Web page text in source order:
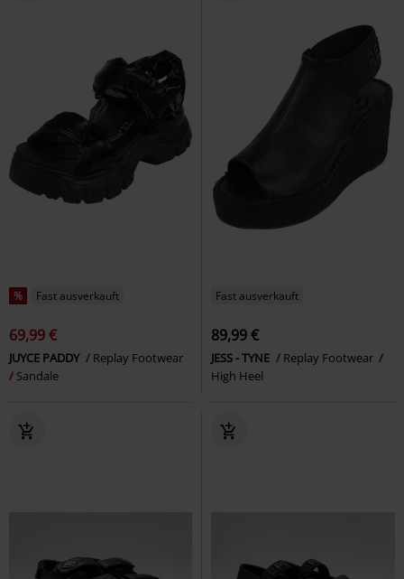
% Fast ausverkauft
69,99 €
JUYCE PADDY
Replay Footwear
Sandale
Fast ausverkauft
89,99 €
JESS - TYNE
Replay Footwear
High Heel